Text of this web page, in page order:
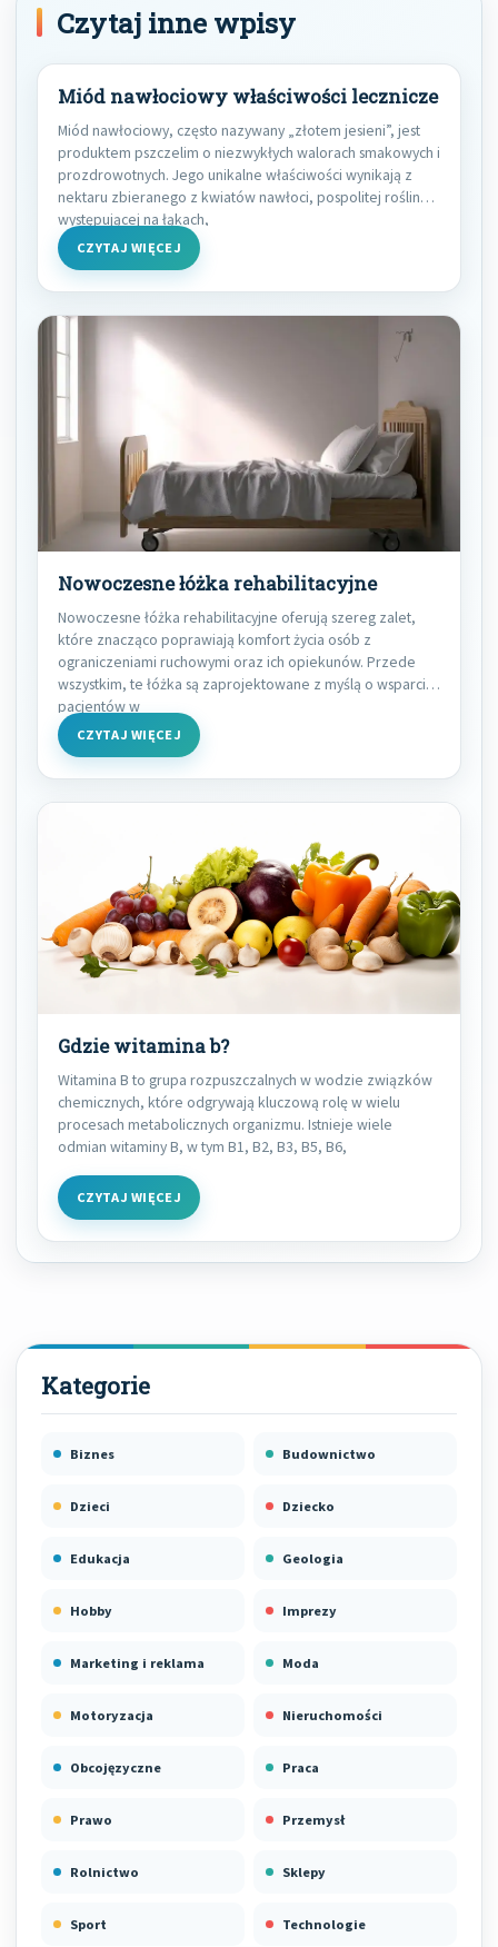
Czytaj inne wpisy
Miód nawłociowy właściwości lecznicze
Miód nawłociowy, często nazywany „złotem jesieni”, jest
produktem pszczelim o niezwykłych walorach smakowych i
prozdrowotnych. Jego unikalne właściwości wynikają z
nektaru zbieranego z kwiatów nawłoci, pospolitej rośliny
występującej na łąkach,
CZYTAJ WIĘCEJ
Nowoczesne łóżka rehabilitacyjne
Nowoczesne łóżka rehabilitacyjne oferują szereg zalet,
które znacząco poprawiają komfort życia osób z
ograniczeniami ruchowymi oraz ich opiekunów. Przede
wszystkim, te łóżka są zaprojektowane z myślą o wsparciu
pacjentów w
CZYTAJ WIĘCEJ
Gdzie witamina b?
Witamina B to grupa rozpuszczalnych w wodzie związków
chemicznych, które odgrywają kluczową rolę w wielu
procesach metabolicznych organizmu. Istnieje wiele
odmian witaminy B, w tym B1, B2, B3, B5, B6,
CZYTAJ WIĘCEJ
Biznes Budownictwo
Dzieci Dziecko
Edukacja Geologia
Hobby Imprezy
Marketing i reklama Moda
Motoryzacja Nieruchomości
Obcojęzyczne Praca
Prawo Przemysł
Rolnictwo Sklepy
Sport Technologie